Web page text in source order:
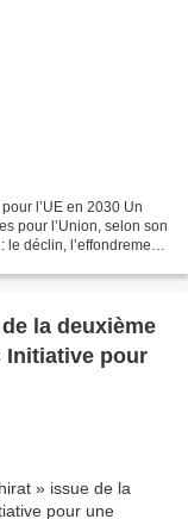
l’UE en 2030 Un
pour l’Union, selon son
déclin, l’effondrement
la deuxième
Initiative pour